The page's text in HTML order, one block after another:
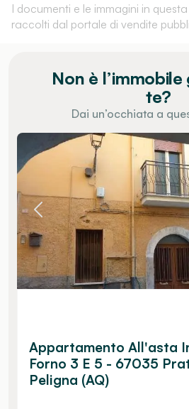
I documenti e le immagini in
raccolti dal portale di vendite
Non è
te?
Dai un’occhiata a
Appartamento All'asta
Forno 3 E 5 - 67035
Peligna (AQ)